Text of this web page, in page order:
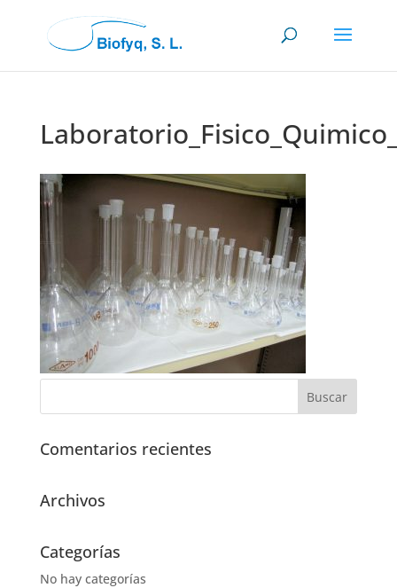
Comentarios recientes
Archivos
Categorías
No hay categorías